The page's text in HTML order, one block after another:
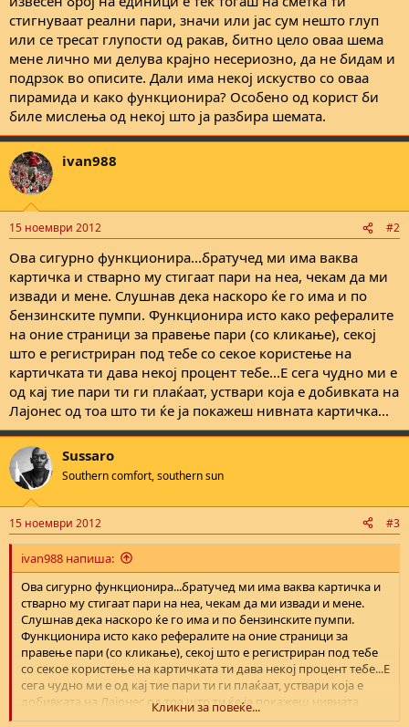
стигнуваат реални пари, значи или јас сум нешто глуп
или се тресат глупости од ракав, битно цело оваа шема
мене лично ми делува крајно несериозно, да не бидам и
подрзок во описите. Дали има некој искуство со оваа
пирамида и како функционира? Особено од корист би
биле мислења од некој што ја разбира шемата.
ivan988
15 ноември 2012 #2
Ова сигурно функционира...братучед ми има ваква
картичка и стварно му стигаат пари на неа, чекам да ми
извади и мене. Слушнав дека наскоро ќе го има и по
бензинските пумпи. Функционира исто како рефералите
на оние страници за правење пари (со кликање), секој
што е регистриран под тебе со секое користење на
картичката ти дава некој процент тебе...Е сега чудно ми е
од кај тие пари ти ги плаќаат, уствари која е добивката на
Лајонес од тоа што ти ќе ја покажеш нивната картичка...
Sussaro
Southern comfort, southern sun
15 ноември 2012 #3
ivan988 напиша:
Ова сигурно функционира...братучед ми има ваква картичка и
стварно му стигаат пари на неа, чекам да ми извади и мене.
Слушнав дека наскоро ќе го има и по бензинските пумпи.
Функционира исто како рефералите на оние страници за
правење пари (со кликање), секој што е регистриран под тебе
со секое користење на картичката ти дава некој процент тебе...Е
сега чудно ми е од кај тие пари ти ги плаќаат, уствари која е
добивката на Лајонес од тоа што ти ќе ја покажеш нивната
картичка...
Кликни за повеќе...